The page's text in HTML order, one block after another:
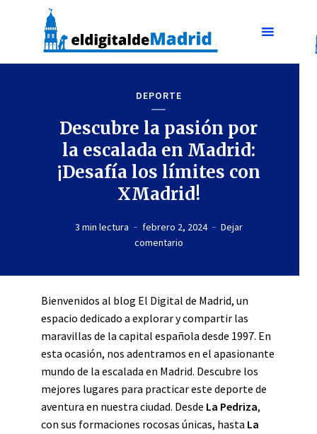
DEPORTE
Descubre la pasión por
la escalada en Madrid:
¡Desafía los límites con
XMadrid!
3 min lectura febrero 2, 2024
Dejar
comentario
Bienvenidos al blog El Digital de Madrid, un
espacio dedicado a explorar y compartir las
maravillas de la capital española desde 1997. En
esta ocasión, nos adentramos en el apasionante
mundo de la escalada en Madrid. Descubre los
mejores lugares para practicar este deporte de
aventura en nuestra ciudad. Desde La Pedriza,
con sus formaciones rocosas únicas, hasta La